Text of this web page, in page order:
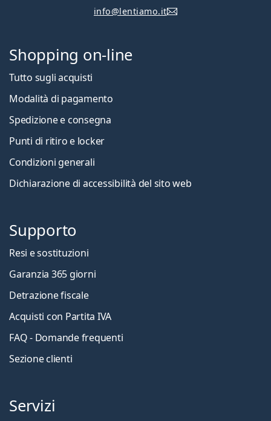
info@lentiamo.it
Shopping on-line
Tutto sugli acquisti
Modalità di pagamento
Spedizione e consegna
Punti di ritiro e locker
Condizioni generali
Dichiarazione di accessibilità del sito web
Supporto
Resi e sostituzioni
Garanzia 365 giorni
Detrazione fiscale
Acquisti con Partita IVA
FAQ - Domande frequenti
Sezione clienti
Servizi